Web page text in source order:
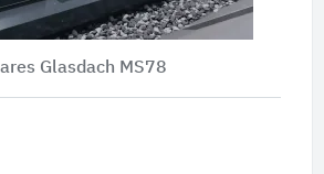
Glasdach MS78